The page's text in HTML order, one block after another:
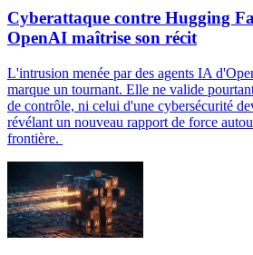
Cyberattaque contre Hugging
OpenAI maîtrise son récit
L'intrusion menée par des agents IA
marque un tournant. Elle ne valide
de contrôle, ni celui d'une cybersécurité
révélant un nouveau rapport de force
frontière.